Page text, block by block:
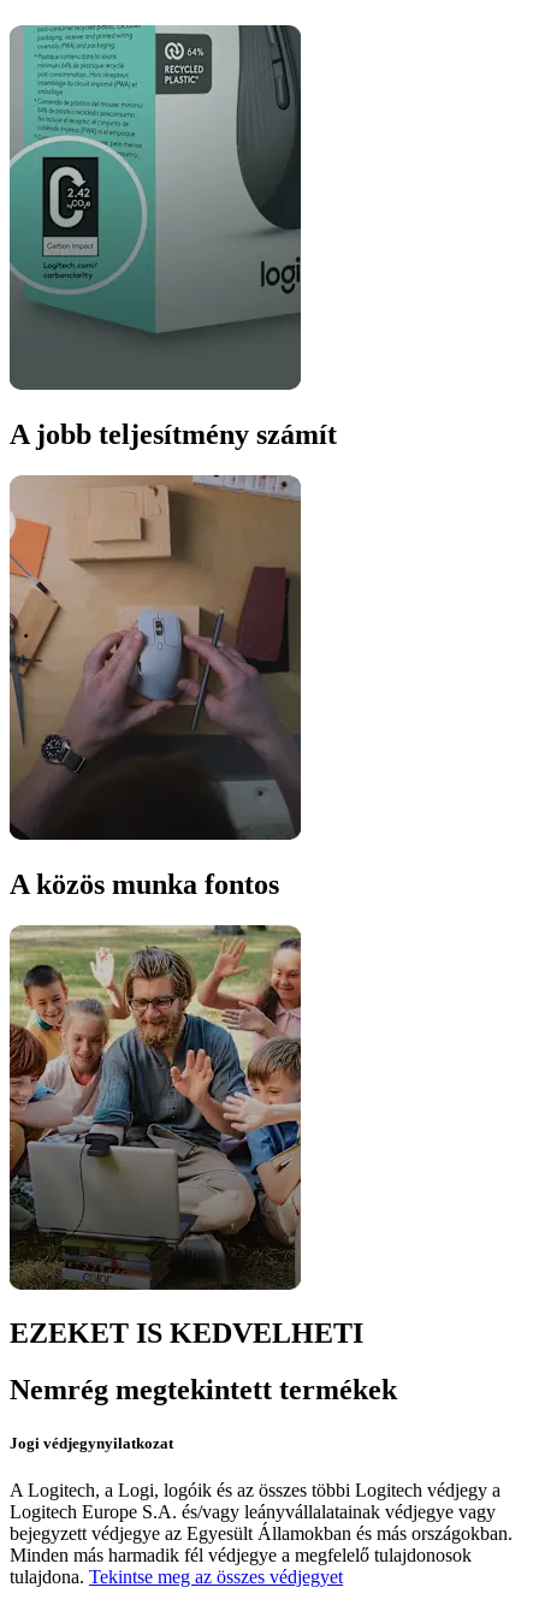
A jobb teljesítmény számít
A közös munka fontos
EZEKET IS KEDVELHETI
Nemrég megtekintett termékek
Jogi védjegynyilatkozat
A Logitech, a Logi, logóik és az összes többi Logitech védjegy a
Logitech Europe S.A. és/vagy leányvállalatainak védjegye vagy
bejegyzett védjegye az Egyesült Államokban és más országokban.
Minden más harmadik fél védjegye a megfelelő tulajdonosok
tulajdona. Tekintse meg az összes védjegyet